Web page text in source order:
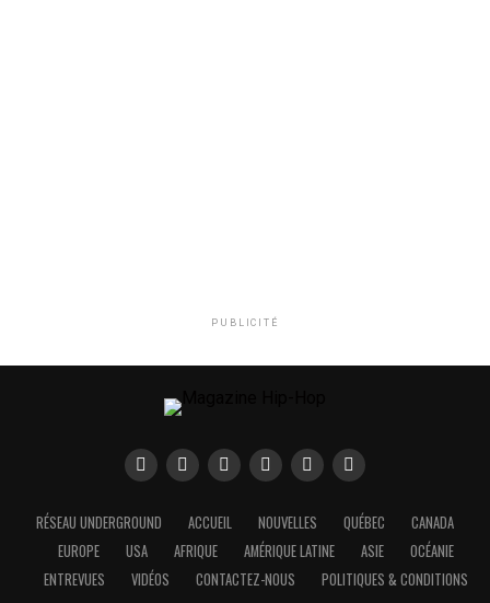
PUBLICITÉ
RÉSEAU UNDERGROUND ACCUEIL NOUVELLES QUÉBEC
CANADA
EUROPE
USA AFRIQUE AMÉRIQUE LATINE ASIE
OCÉANIE
ENTREVUES
VIDÉOS CONTACTEZ-NOUS POLITIQUES & CONDITIONS